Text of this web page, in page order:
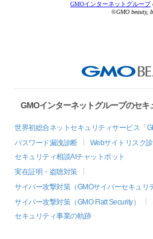
GMOインターネットグループ
©GMO beauty,
GMOインターネットグループのセキ
世界初総合ネットセキュリティサービス「
パスワード漏洩診断
Webサイトリスク
セキュリティ相談AIチャットボット
実在証明・盗聴対策
サイバー攻撃対策（GMOサイバーセキュリ
サイバー攻撃対策（GMO Flatt Security）
セキュリティ事業の軌跡